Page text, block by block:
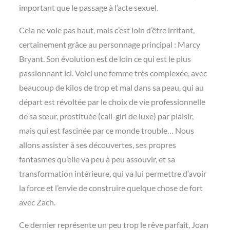
important que le passage à l’acte sexuel.
Cela ne vole pas haut, mais c’est loin d’être irritant,
certainement grâce au personnage principal : Marcy
Bryant. Son évolution est de loin ce qui est le plus
passionnant ici. Voici une femme très complexée, avec
beaucoup de kilos de trop et mal dans sa peau, qui au
départ est révoltée par le choix de vie professionnelle
de sa sœur, prostituée (call-girl de luxe) par plaisir,
mais qui est fascinée par ce monde trouble… Nous
allons assister à ses découvertes, ses propres
fantasmes qu’elle va peu à peu assouvir, et sa
transformation intérieure, qui va lui permettre d’avoir
la force et l’envie de construire quelque chose de fort
avec Zach.
Ce dernier représente un peu trop le rêve parfait, Joan